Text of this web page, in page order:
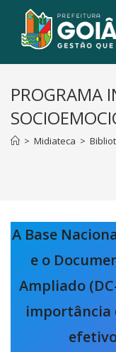
PROGRAMA
> Midiateca >
A Base
e o
Ampliado
importância